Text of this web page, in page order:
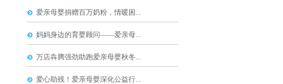
爱亲母婴捐赠百万奶粉，情暖困...
妈妈身边的育婴顾问——爱亲母...
万店犇腾强劲助跑爱亲母婴秋冬...
爱心助残！爱亲母婴深化公益行...